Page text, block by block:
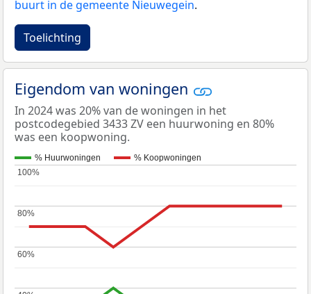
buurt in de gemeente Nieuwegein.
Toelichting
Eigendom van woningen
In 2024 was 20% van de woningen in het
postcodegebied 3433 ZV een huurwoning en 80%
was een koopwoning.
% Huurwoningen % Koopwoningen
60%
60%
80%
80%
100%
100%